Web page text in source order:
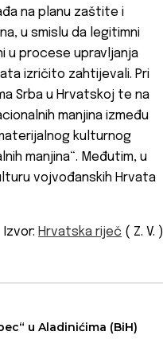
na planu zaštite i
u smislu da legitimni
u procese upravljanja
izričito zahtijevali. Pri
Srba u Hrvatskoj te na
manjina između
kulturnog
manjina“. Međutim, u
vojvođanskih Hrvata
Izvor:Hrvatska riječ ( Z. V. )
u Aladinićima (BiH)